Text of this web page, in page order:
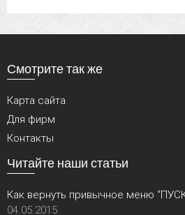
Смотрите так же
Карта сайта
Для фирм
Контакты
Читайте наши статьи
Как вернуть привычное меню
04.05.2015